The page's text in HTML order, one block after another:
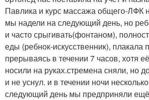
Павлика и курс массажа общего-ЛФК
мы надели на следующий день, но
и часто срыгивать(фонтаном),
еды (ребнок-искусственник), плакала
прерываясь в течении 7 часов, хотя
носили на руках.стремена сняли, но
и не уснул. и в течении ночи
следующий день мы предприняли